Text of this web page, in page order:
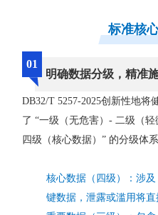
标准核
01
明确数据分级，精准
DB32/T 5257-2025创新性地将
了 “一级（无危害）- 二级（
四级（核心数据）” 的分级体系
核心数据（四级）：涉
键数据，泄露或滥用将直